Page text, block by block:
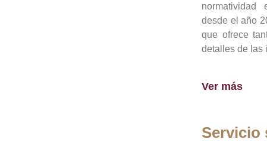
normatividad
desde el año
que ofrece
detalles de las
Ver más
Servicio